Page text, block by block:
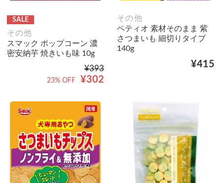
SALE
その他
スマック ポップコーン 濃
密安納芋 焼きいも味 10g
¥393
¥302
23% OFF
その他
ペティオ 素材そのまま 紫
さつまいも 細切りタイプ
140g
¥415